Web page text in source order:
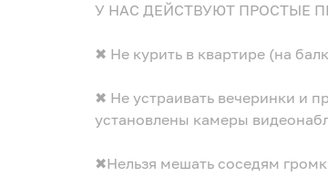
У НАС ДЕЙСТВУЮТ ПРОСТЫЕ
✖ Не курить в квартире (на
✖ Не устраивать вечеринки и
установлены камеры
✖Нельзя мешать соседям